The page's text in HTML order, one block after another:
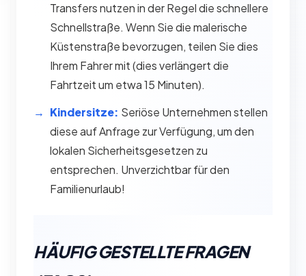
Transfers nutzen in der Regel die schnellere
Schnellstraße. Wenn Sie die malerische
Küstenstraße bevorzugen, teilen Sie dies
Ihrem Fahrer mit (dies verlängert die
Fahrtzeit um etwa 15 Minuten).
Kindersitze: Seriöse Unternehmen stellen
diese auf Anfrage zur Verfügung, um den
lokalen Sicherheitsgesetzen zu
entsprechen. Unverzichtbar für den
Familienurlaub!
HÄUFIG GESTELLTE FRAGEN